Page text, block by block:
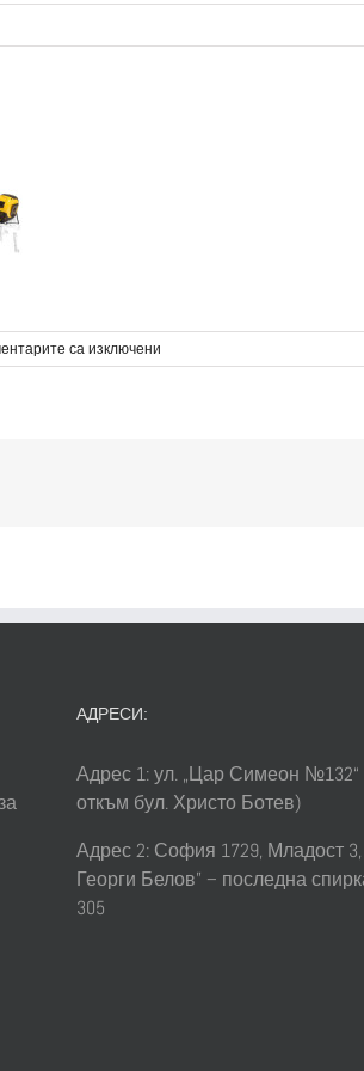
са изключени
1_promo
АДРЕСИ:
Адрес 1: ул. „Цар Симеон №132“
откъм бул. Христо Ботев)
Адрес 2: София 1729, Младост 3,
Георги Белов” – последна
305